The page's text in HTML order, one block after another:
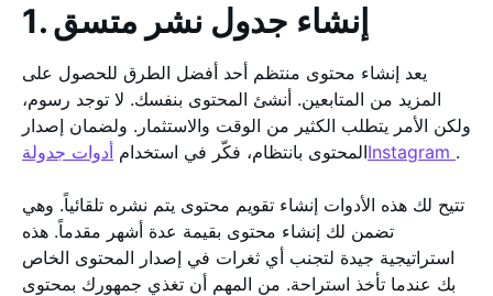
1. إنشاء جدول نشر متسق
يعد إنشاء محتوى منتظم أحد أفضل الطرق للحصول على
المزيد من المتابعين. أنشئ المحتوى بنفسك. لا توجد رسوم،
ولكن الأمر يتطلب الكثير من الوقت والاستثمار. ولضمان إصدار
المحتوى بانتظام، فكّر في استخدامأدوات جدولةInstagram .
تتيح لك هذه الأدوات إنشاء تقويم محتوى يتم نشره تلقائياً. وهي
تضمن لك إنشاء محتوى بقيمة عدة أشهر مقدماً. هذه
استراتيجية جيدة لتجنب أي ثغرات في إصدار المحتوى الخاص
بك عندما تأخذ استراحة. من المهم أن تغذي جمهورك بمحتوى